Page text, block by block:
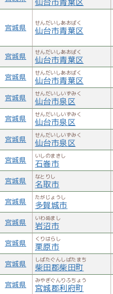
宮城県 せんだいしあおばく
仙台市青葉区
宮城県 せんだいしあおばく
仙台市青葉区
宮城県 せんだいしあおばく
仙台市青葉区
宮城県 せんだいしいずみく
仙台市泉区
宮城県 せんだいしいずみく
仙台市泉区
宮城県 せんだいしいずみく
仙台市泉区
宮城県 いしのまきし
石巻市
宮城県 なとりし
名取市
宮城県 たがじょうし
多賀城市
宮城県 いわぬまし
岩沼市
宮城県 くりはらし
栗原市
宮城県 しばたぐんしばたまち
柴田郡柴田町
宮城県 みやぎぐんりふちょう
宮城郡利府町